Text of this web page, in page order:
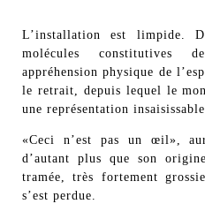
L’installation est limpide.
molécules constitutives
appréhension physique de
le retrait, depuis lequel le
une représentation
«Ceci n’est pas un œil»,
d’autant plus que son
tramée, très fortement
s’est perdue.